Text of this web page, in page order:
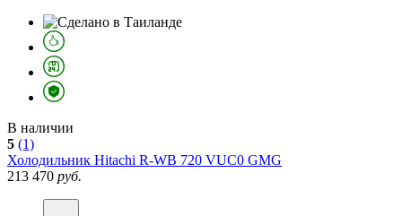
В наличии
5 (1)
Холодильник Hitachi R-WB 720 VUC0 GMG
213 470 руб.